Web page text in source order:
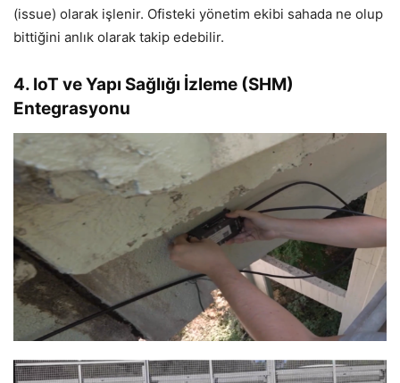
(issue) olarak işlenir. Ofisteki yönetim ekibi sahada ne olup
bittiğini anlık olarak takip edebilir.
4. IoT ve Yapı Sağlığı İzleme (SHM)
Entegrasyonu